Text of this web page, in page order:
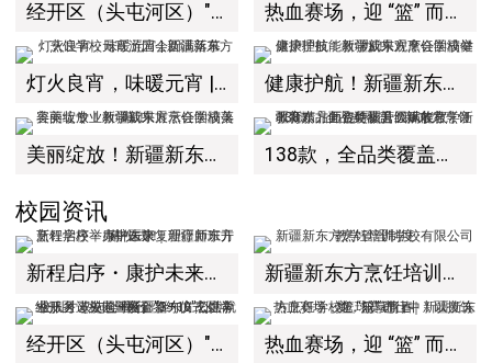
经开区（头屯河区）"3+10"公共就业服务进校园暨新疆新东方烹饪学校人才双选会+校企签约仪式圆满举行 热血赛场，迎 “篮” 而上｜新疆新东方烹饪学校篮球赛进行中！以技筑梦，乐享青春
灯火良宵，味暖元宵 | 新疆新东方烹饪学校元宵游园会圆满落幕 健康护航！新疆新东方烹饪学校健康护理技能教学成果观摩会圆满举办！
美丽绽放！新疆新东方烹饪学校美容美妆专业教学成果展示会圆满落幕！ 138款，全品类覆盖！新东方烹饪教育精品面包特训营圆满收官，新疆新东方师资硬核升级赋能教学！
校园资讯
新程启序・康护未来｜新疆新东方烹饪学校举办中医康复理疗师班开幕仪式！ 新疆新东方烹饪培训学校有限公司教学管理制度
经开区（头屯河区）"3+10"公共就业服务进校园暨新疆新东方烹饪学校人才双选会+校企签约仪式圆满举行 热血赛场，迎 “篮” 而上｜新疆新东方烹饪学校篮球赛进行中！以技筑梦，乐享青春